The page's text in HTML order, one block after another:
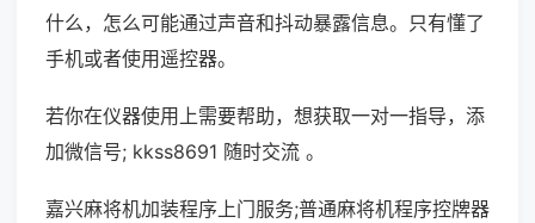
什么，怎么可能通过声音和抖动暴露信息。只有懂了
手机或者使用遥控器。
若你在仪器使用上需要帮助，想获取一对一指导，添
加微信号; kkss8691 随时交流 。
嘉兴麻将机加装程序上门服务;普通麻将机程序控牌器